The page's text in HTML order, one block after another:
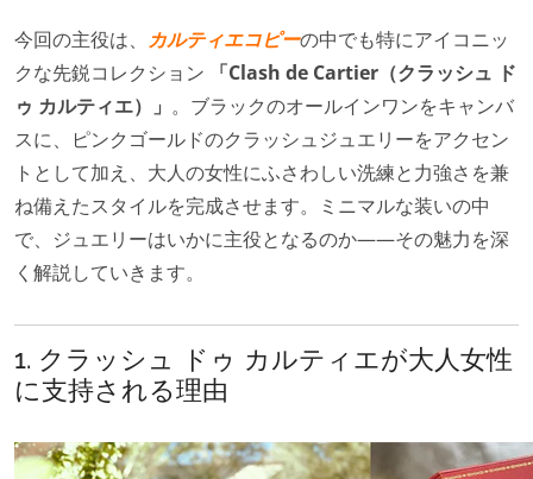
今回の主役は、 カルティエコピーの中でも特にアイコニッ
クな先鋭コレクション
「Clash de Cartier（クラッシュ ド
ゥ カルティエ）」 。ブラックのオールインワンをキャンバ
スに、ピンクゴールドのクラッシュジュエリーをアクセン
トとして加え、大人の女性にふさわしい洗練と力強さを兼
ね備えたスタイルを完成させます。ミニマルな装いの中
で、ジュエリーはいかに主役となるのか——その魅力を深
く解説していきます。
1. クラッシュ ドゥ カルティエが大人女性
に支持される理由